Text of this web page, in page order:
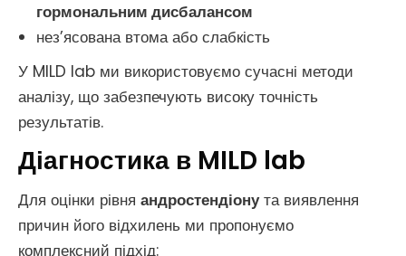
гормональним дисбалансом
нез’ясована втома або слабкість
У MILD lab ми використовуємо сучасні методи
аналізу, що забезпечують високу точність
результатів.
Діагностика в MILD lab
Для оцінки рівня андростендіонута виявлення
причин його відхилень ми пропонуємо
комплексний підхід: